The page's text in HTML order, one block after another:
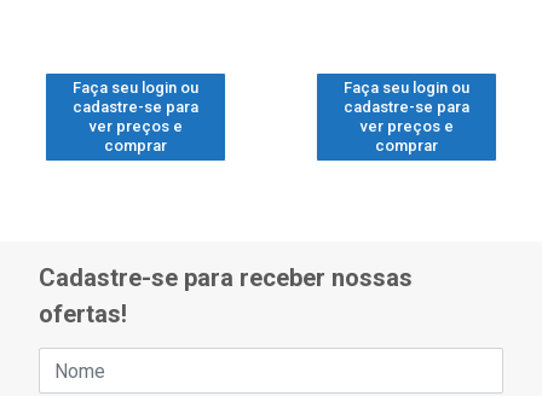
Faça seu login ou
cadastre-se para
ver preços e
comprar
Faça seu login ou
cadastre-se para
ver preços e
comprar
Cadastre-se para receber nossas
ofertas!